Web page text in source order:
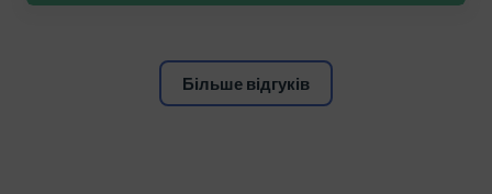
Більше відгуків